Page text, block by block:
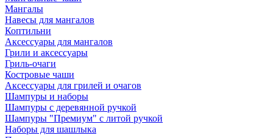
Мангалы
Навесы для мангалов
Коптильни
Аксессуары для мангалов
Грили и аксессуары
Гриль-очаги
Костровые чаши
Аксессуары для грилей и очагов
Шампуры и наборы
Шампуры с деревянной ручкой
Шампуры "Премиум" с литой ручкой
Наборы для шашлыка